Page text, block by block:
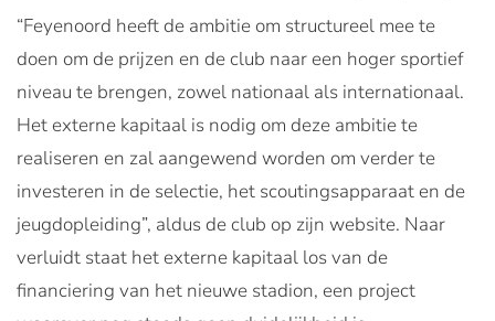
“Feyenoord heeft de ambitie om structureel mee te
doen om de prijzen en de club naar een hoger sportief
niveau te brengen, zowel nationaal als internationaal.
Het externe kapitaal is nodig om deze ambitie te
realiseren en zal aangewend worden om verder te
investeren in de selectie, het scoutingsapparaat en de
jeugdopleiding”, aldus de club op zijn website. Naar
verluidt staat het externe kapitaal los van de
financiering van het nieuwe stadion, een project